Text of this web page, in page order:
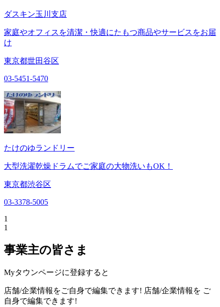
ダスキン玉川支店
家庭やオフィスを清潔・快適にたもつ商品やサービスをお届
け
東京都世田谷区
03-5451-5470
たけのゆランドリー
大型洗濯乾燥ドラムでご家庭の大物洗いもOK！
東京都渋谷区
03-3378-5005
1
1
事業主の皆さま
Myタウンページに登録すると
店舗/企業情報をご自身で編集できます! 店舗/企業情報を ご
自身で編集できます!